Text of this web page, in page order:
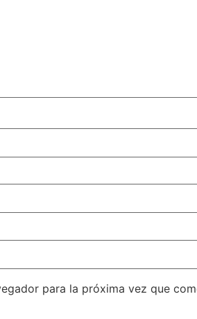
para la próxima vez que